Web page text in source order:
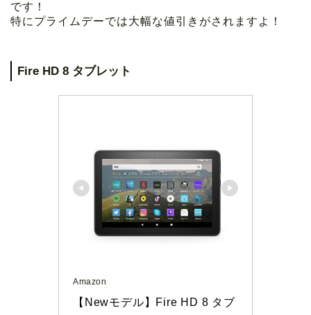
です！
特にプライムデーでは大幅な値引きがされますよ！
Fire HD 8 タブレット
Amazon
【Newモデル】Fire HD 8 タブ